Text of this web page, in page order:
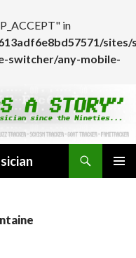
in
switcher/any-mobile-